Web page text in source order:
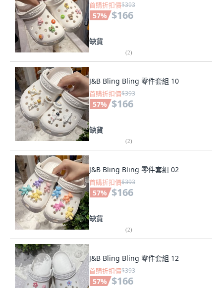
首購折扣價$393
57% $166
缺貨
(2)
J&B Bling Bling 零件套組 10
首購折扣價$393
57% $166
缺貨
(2)
J&B Bling Bling 零件套組 02
首購折扣價$393
57% $166
缺貨
(2)
J&B Bling Bling 零件套組 12
首購折扣價$393
57% $166